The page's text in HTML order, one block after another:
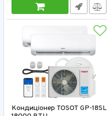
Кондиціонер TOSOT GP-18SL